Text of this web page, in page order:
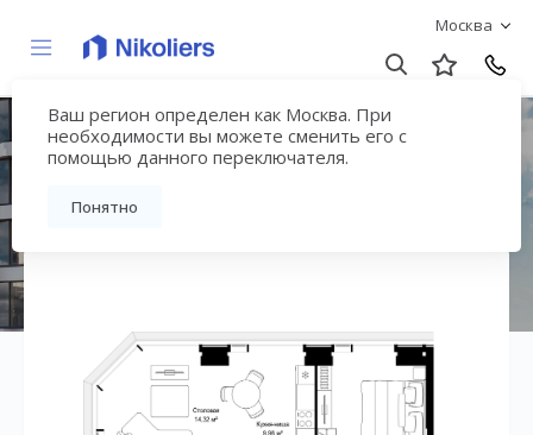
Москва
Ваш регион определен как Москва. При
необходимости вы можете сменить его с
помощью данного переключателя.
Понятно
ЖК «СИТИДЗЕН»
Вернуться на страницу жилого комплекса